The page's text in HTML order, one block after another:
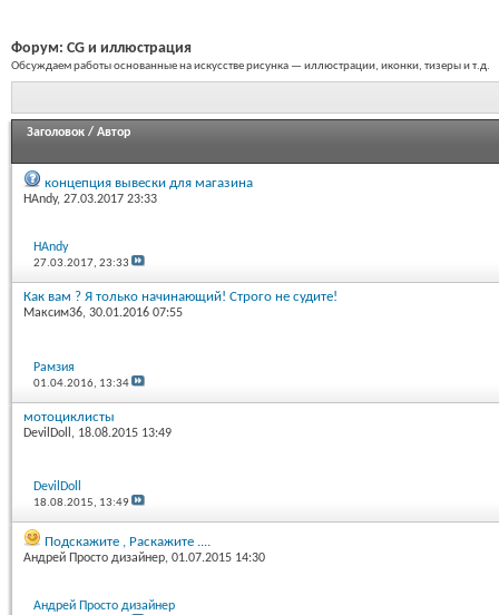
Форум: CG и иллюстрация
Обсуждаем работы основанные на искусстве рисунка — иллюстрации, иконки, тизеры и т.д.
Заголовок / Автор
концепция вывески для магазина
HAndy, 27.03.2017 23:33
HAndy
27.03.2017,23:33
Как вам ? Я только начинающий! Строго не судите!
Максим36, 30.01.2016 07:55
Рамзия
01.04.2016, 13:34
мотоциклисты
DevilDoll , 18.08.2015 13:49
DevilDoll
18.08.2015, 13:49
Подскажите , Раскажите ....
Андрей Просто дизайнер, 01.07.2015 14:30
Андрей Просто дизайнер